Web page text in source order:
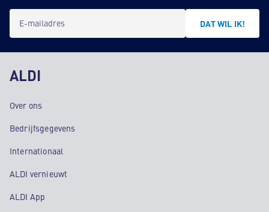
E-mailadres DAT WIL IK!
ALDI
Over ons
Bedrijfsgegevens
Internationaal
ALDI vernieuwt
ALDI App